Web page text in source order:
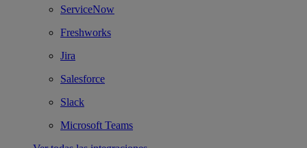
ServiceNow
Freshworks
Jira
Salesforce
Slack
Microsoft Teams